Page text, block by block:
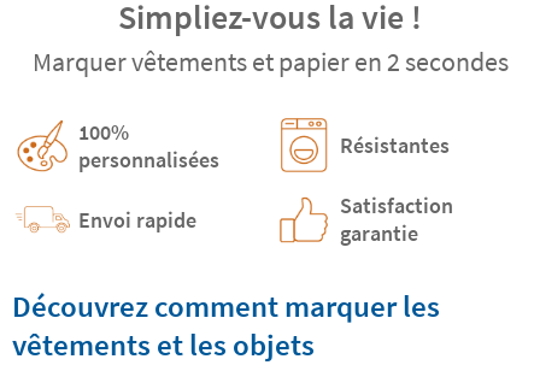
Simpliez-vous la vie !
Marquer vêtements et papier en 2 secondes
100%
personnalisées
Résistantes
Envoi rapide
Satisfaction
garantie
Découvrez comment marquer les
vêtements et les objets